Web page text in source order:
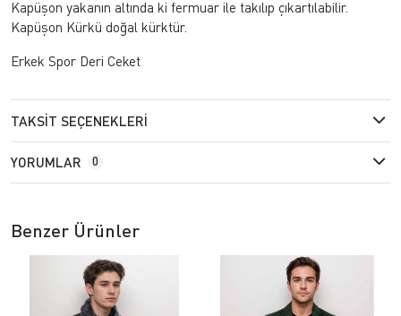
Kapüşon yakanın altında ki fermuar ile takılıp çıkartılabilir.
Kapüşon Kürkü doğal kürktür.
Erkek Spor Deri Ceket
TAKSIT SEÇENEKLERI
YORUMLAR 0
Benzer Ürünler